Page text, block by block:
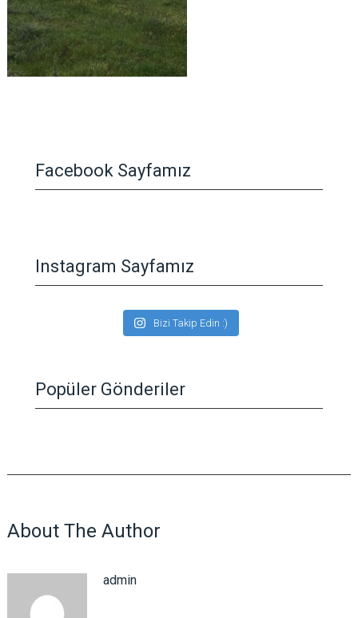
Facebook Sayfamız
Instagram Sayfamız
Bizi Takip Edin :)
Popüler Gönderiler
About The Author
admin